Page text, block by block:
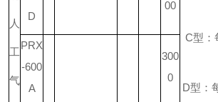
人
工
气
C型：
D型：
D
00
PRX
-600
A
300
0